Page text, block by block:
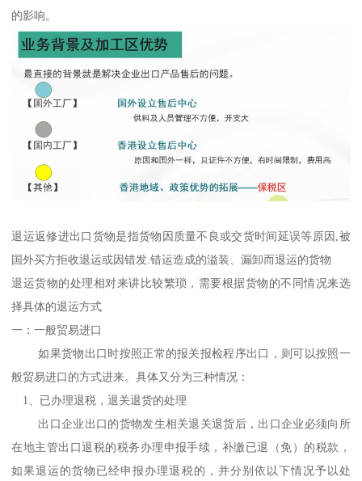
的影响。
退运返修进出口货物是指货物因质量不良或交货时间延误等原因,被
国外买方拒收退运或因错发.错运造成的溢装、漏卸而退运的货物
退运货物的处理相对来讲比较繁琐，需要根据货物的不同情况来选
择具体的退运方式
一：一般贸易进口
如果货物出口时按照正常的报关报检程序出口，则可以按照一
般贸易进口的方式进来。具体又分为三种情况：
1、已办理退税，退关退货的处理
出口企业出口的货物发生相关退关退货后，出口企业必须向所
在地主管出口退税的税务办理申报手续，补缴已退（免）的税款，
如果退运的货物已经申报办理退税的，并分别依以下情况予以处